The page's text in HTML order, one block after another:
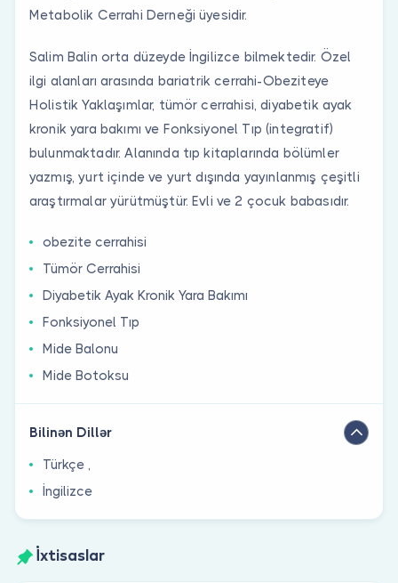
Metabolik Cerrahi Derneği üyesidir.
Salim Balin orta düzeyde İngilizce bilmektedir. Özel
ilgi alanları arasında bariatrik cerrahi-Obeziteye
Holistik Yaklaşımlar, tümör cerrahisi, diyabetik ayak
kronik yara bakımı ve Fonksiyonel Tıp (integratif)
bulunmaktadır. Alanında tıp kitaplarında bölümler
yazmış, yurt içinde ve yurt dışında yayınlanmış çeşitli
araştırmalar yürütmüştür. Evli ve 2 çocuk babasıdır.
obezite cerrahisi
Tümör Cerrahisi
Diyabetik Ayak Kronik Yara Bakımı
Fonksiyonel Tıp
Mide Balonu
Mide Botoksu
Bilinən Dillər
Türkçe ,
İngilizce
İxtisaslar